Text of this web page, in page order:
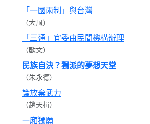
「一國兩制」與台灣
（大風）
「三通」宜委由民間機構辦理
（歐文）
民族自決？獨派的夢想天堂
（朱永德）
論放棄武力
（趙天楫）
一廂獨願